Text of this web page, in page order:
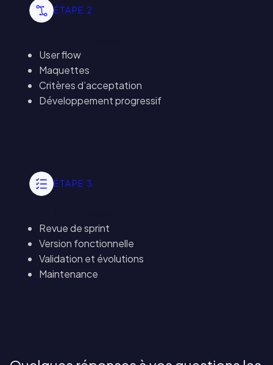
ÉTAPE 2
User flow
Maquettes
Critères d’acceptation
Développement progressif
ÉTAPE 3
Revue de sprint
Version fonctionnelle
Validation et évolutions
Maintenance